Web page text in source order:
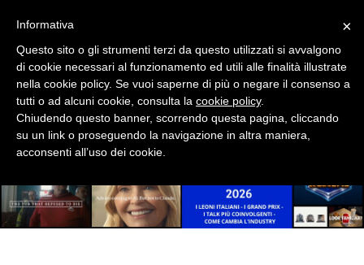
PREVISIONI/SCENARI
NORMATIVE
TREND
OPINIONI
×
Informativa
Questo sito o gli strumenti terzi da questo utilizzati si avvalgono
di cookie necessari al funzionamento ed utili alle finalità illustrate
nella cookie policy. Se vuoi saperne di più o negare il consenso a
tutti o ad alcuni cookie, consulta la cookie policy.
Chiudendo questo banner, scorrendo questa pagina, cliccando
su un link o proseguendo la navigazione in altra maniera,
acconsenti all’uso dei cookie.